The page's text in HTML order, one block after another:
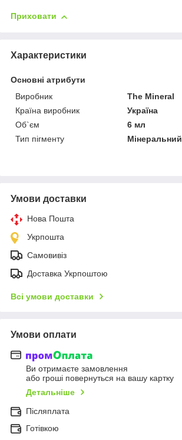
Приховати
Характеристики
Основні атрибути
Виробник
The Mineral
Країна виробник
Україна
Об`єм
6 мл
Тип пігменту
Мінеральний
Умови доставки
Нова Пошта
Укрпошта
Самовивіз
Доставка Укрпоштою
Всі умови доставки
Умови оплати
Ви отримаєте замовлення
або гроші повернуться на вашу картку
Детальніше
Післяплата
Готівкою